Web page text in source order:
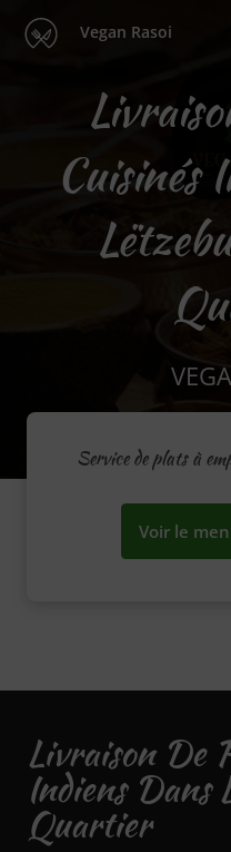
Vegan Rasoi
Cuisinés
Service de plats à
Voir le
Livraison De
Indiens Dans
Quartier